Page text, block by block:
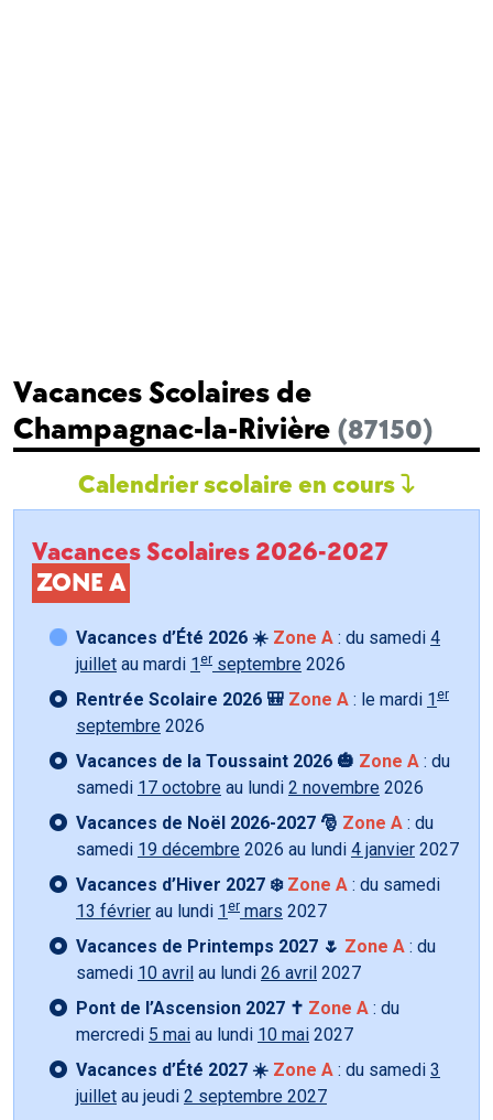
Vacances Scolaires de
Champagnac-la-Rivière (87150)
Calendrier scolaire en cours
Vacances Scolaires 2026-2027
ZONE A
Vacances d’Été 2026 ☀️ Zone A : du samedi 4
juillet au mardi 1 er septembre 2026
Rentrée Scolaire 2026 🎒 Zone A : le mardi 1 er
septembre 2026
Vacances de la Toussaint 2026 🎃 Zone A : du
samedi 17 octobre au lundi 2 novembre 2026
Vacances de Noël 2026-2027 🎅 Zone A : du
samedi 19 décembre 2026 au lundi 4 janvier 2027
Vacances d’Hiver 2027 ❄️ Zone A : du samedi
13 février au lundi 1 er mars 2027
Vacances de Printemps 2027 🌷 Zone A : du
samedi 10 avril au lundi 26 avril 2027
Pont de l’Ascension 2027 ✝️ Zone A : du
mercredi 5 mai au lundi 10 mai 2027
Vacances d’Été 2027 ☀️ Zone A : du samedi 3
juillet au jeudi 2 septembre 2027